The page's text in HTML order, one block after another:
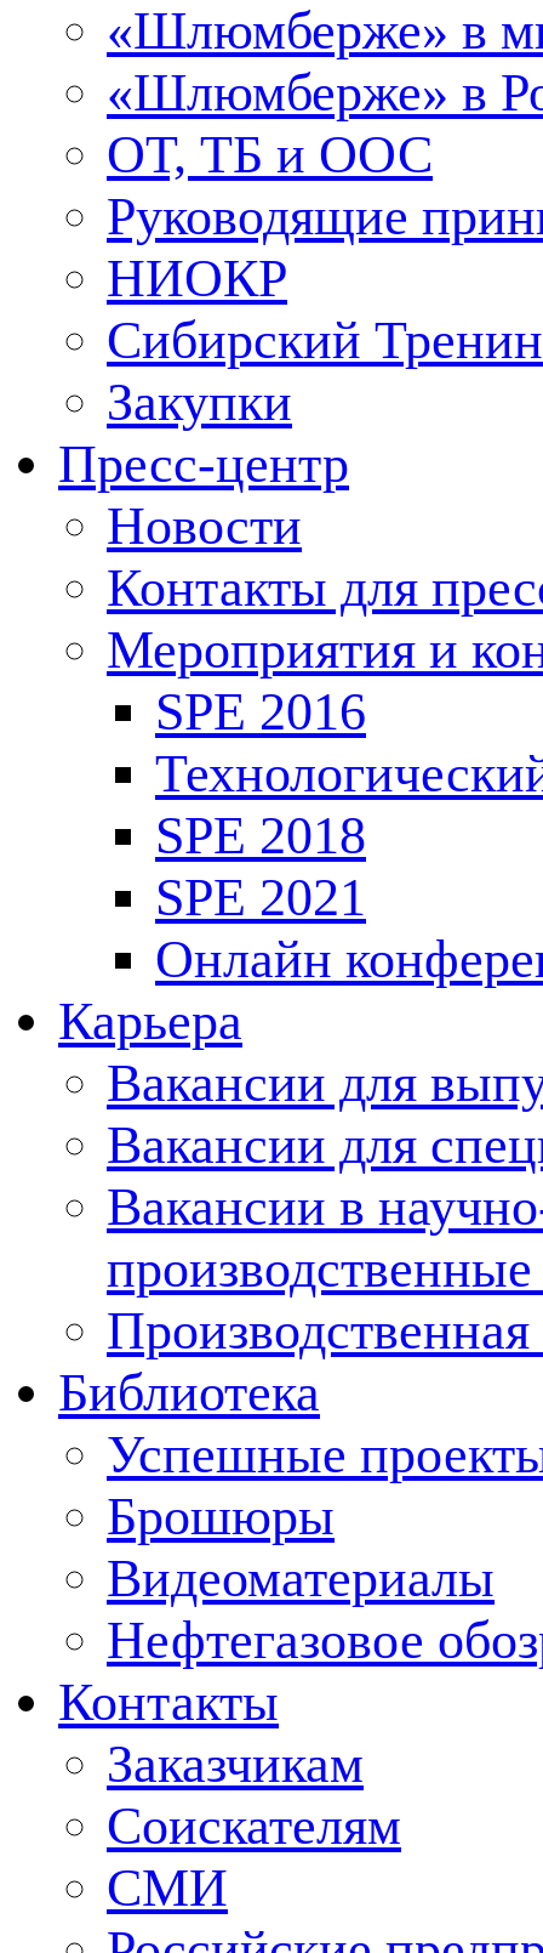
«Шлюмберже» в
«Шлюмберже» в
ОТ, ТБ и ООС
Руководящие
НИОКР
Сибирский
Закупки
Пресс-центр
Новости
Контакты для
Мероприятия и
SPE 2016
SPE 2018
SPE 2021
Онлайн
Карьера
Вакансии для
Вакансии для
Вакансии в
Производственная
Библиотека
Успешные
Брошюры
Видеоматериалы
Нефтегазовое
Контакты
Заказчикам
Соискателям
СМИ